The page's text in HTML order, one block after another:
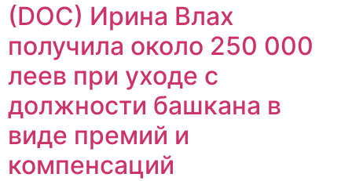
(DOC) Ирина Влах
получила около 250 000
леев при уходе с
должности башкана в
виде премий и
компенсаций